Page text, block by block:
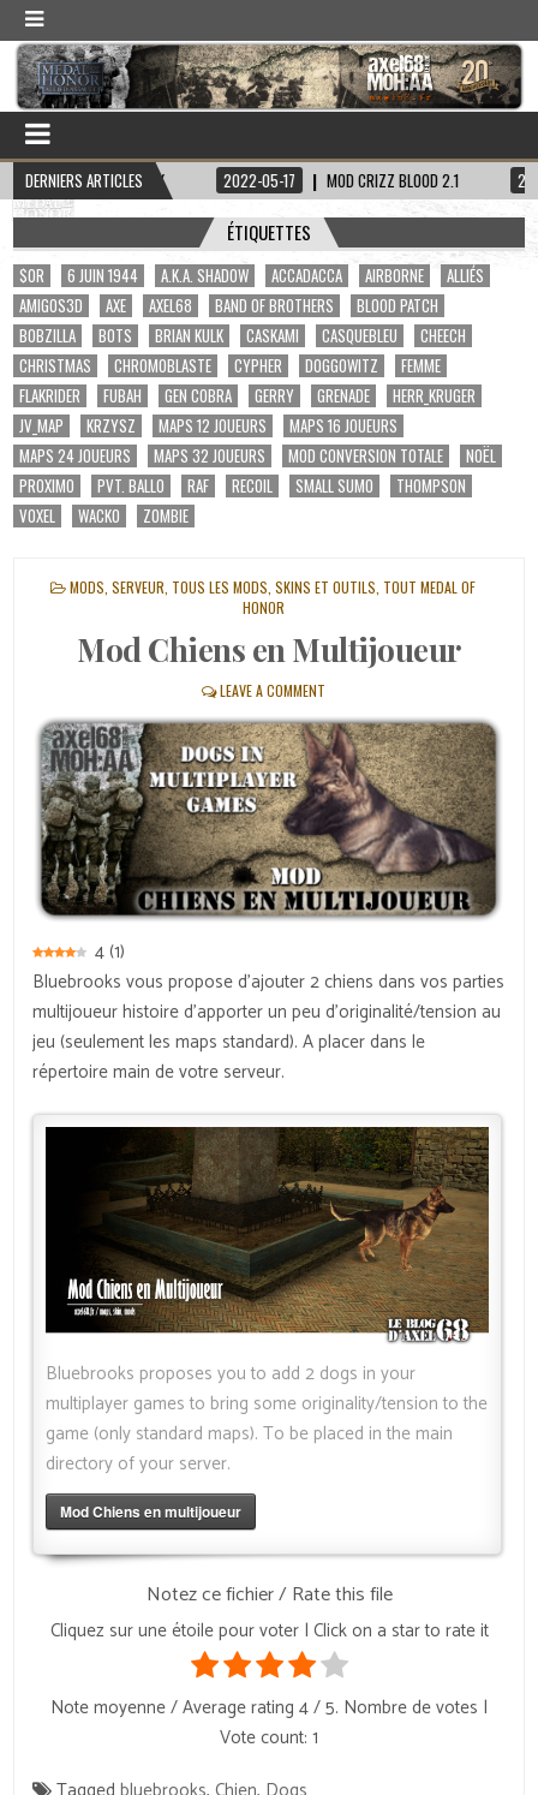
DERNIERS ARTICLES
HADDOCK 2022-05-17 MOD CRIZZ BLOOD 2.1 2022-05-01
ÉTIQUETTES
$OR 6 JUIN 1944 A.K.A. SHADOW ACCADACCA AIRBORNE
ALLIÉS
AMIGOS3D
AXE AXEL68 BAND OF BROTHERS
BLOOD PATCH
BOBZILLA
BOTS BRIAN KULK CASKAMI CASQUEBLEU
CHEECH
CHRISTMAS
CHROMOBLASTE CYPHER DOGGOWITZ
FEMME
FLAKRIDER
FUBAH GEN COBRA GERRY GRENADE
HERR_KRUGER
JV_MAP
KRZYSZ MAPS 12 JOUEURS
MAPS 16 JOUEURS
MAPS 24 JOUEURS
MAPS 32 JOUEURS MOD CONVERSION TOTALE
NOËL
PROXIMO
PVT. BALLO RAF RECOIL SMALL SUMO
THOMPSON
VOXEL
WACKO ZOMBIE
POSTED
MODS SERVEUR TOUS LES MODS, SKINS ET OUTILS TOUT MEDAL OF
HONOR
Mod Chiens en Multijoueur
LEAVE A COMMENT
4(1)
Bluebrooks vous propose d’ajouter 2 chiens dans vos parties
multijoueur histoire d’apporter un peu d’originalité/tension au
jeu (seulement les maps standard). A placer dans le
répertoire main de votre serveur.
Bluebrooks proposes you to add 2 dogs in your
multiplayer games to bring some originality/tension to the
game (only standard maps). To be placed in the main
directory of your server.
Mod Chiens en multijoueur
Notez ce fichier / Rate this file
Cliquez sur une étoile pour voter | Click on a star to rate it
Note moyenne / Average rating 4/ 5. Nombre de votes |
Vote count: 1